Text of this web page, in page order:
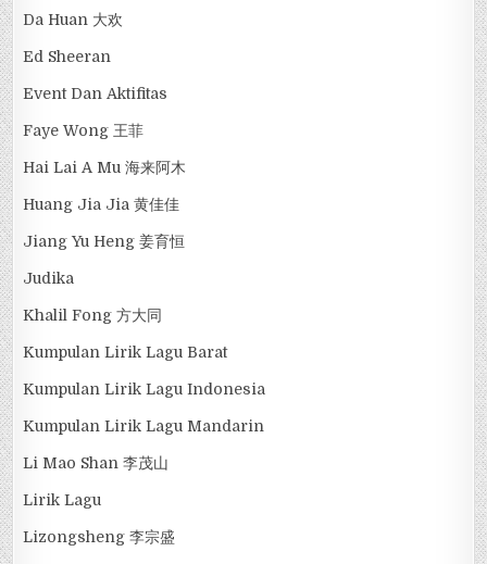
Da Huan 大欢
Ed Sheeran
Event Dan Aktifitas
Faye Wong 王菲
Hai Lai A Mu 海来阿木
Huang Jia Jia 黄佳佳
Jiang Yu Heng 姜育恒
Judika
Khalil Fong 方大同
Kumpulan Lirik Lagu Barat
Kumpulan Lirik Lagu Indonesia
Kumpulan Lirik Lagu Mandarin
Li Mao Shan 李茂山
Lirik Lagu
Lizongsheng 李宗盛